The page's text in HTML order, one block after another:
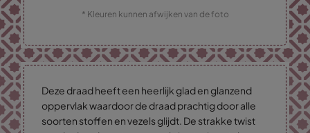
* Kleuren kunnen afwijken van de foto
Deze draad heeft een heerlijk glad en glanzend
oppervlak waardoor de draad prachtig door alle
soorten stoffen en vezels glijdt. De strakke twist